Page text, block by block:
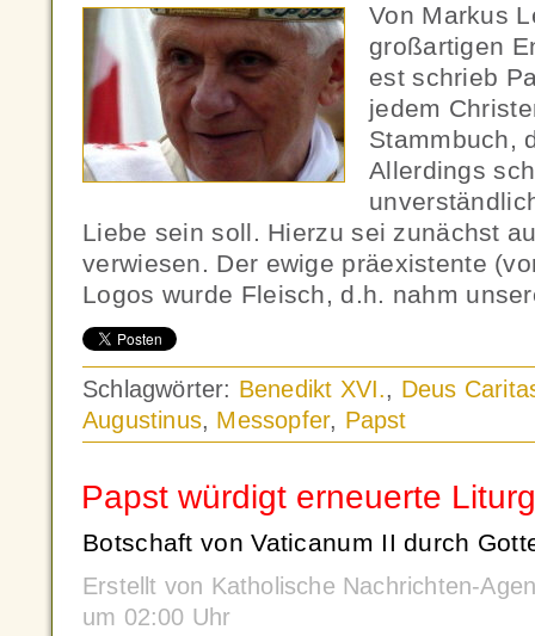
Von Markus
großartigen
est schrieb
jedem
Stammbuch,
Allerdings
Liebe sein soll. Hierzu sei zunächst
verwiesen. Der ewige präexistente
Logos wurde Fleisch, d.h. nahm
Schlagwörter: Benedikt XVI., Deus
Augustinus, Messopfer, Papst
Papst würdigt erneuerte
Botschaft von Vaticanum II durch
Erstellt von Katholische Nachrichten-
um 02:00 Uhr